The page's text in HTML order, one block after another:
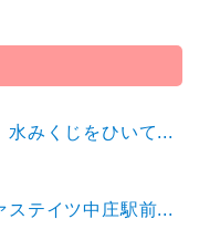
みくじをひいて...
ステイツ中庄駅前...